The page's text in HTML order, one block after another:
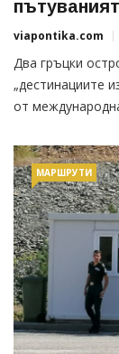
viapontika.com
Два гръцки
„дестинациите
от
МАРШРУТИ